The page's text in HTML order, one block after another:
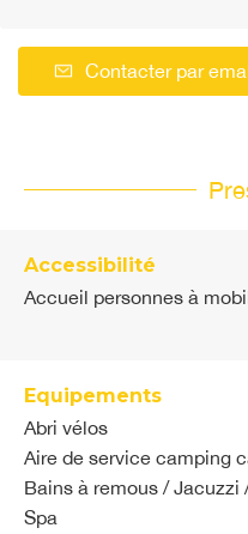
Contacter par
Accessibilité
Accueil personnes à
Equipements
Abri vélos
Aire de service camping
Bains à remous / Jacuzzi
Spa